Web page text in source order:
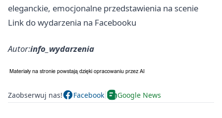
eleganckie, emocjonalne przedstawienia na scenie
Link do wydarzenia na Facebooku
Autor:info_wydarzenia
Zaobserwuj nas! Facebook Google News